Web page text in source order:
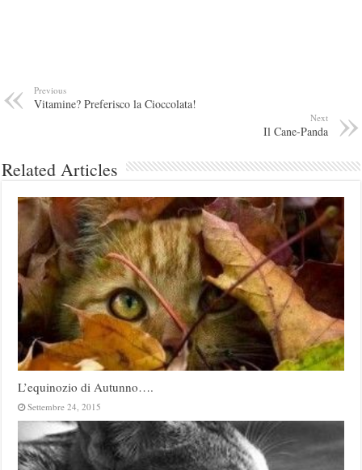
Previous
Vitamine? Preferisco la Cioccolata!
Next
Il Cane-Panda
Related Articles
L’equinozio di Autunno….
Settembre 24, 2015